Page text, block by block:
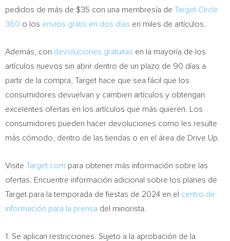
pedidos de más de $35 con una membresía de Target Circle
360 o los envíos gratis en dos días en miles de artículos.
Además, con devoluciones gratuitas en la mayoría de los
artículos nuevos sin abrir dentro de un plazo de 90 días a
partir de la compra, Target hace que sea fácil que los
consumidores devuelvan y cambien artículos y obtengan
excelentes ofertas en los artículos que más quieren. Los
consumidores pueden hacer devoluciones como les resulte
más cómodo, dentro de las tiendas o en el área de Drive Up.
Visite Target.com para obtener más información sobre las
ofertas. Encuentre información adicional sobre los planes de
Target para la temporada de fiestas de 2024 en el centro de
información para la prensa del minorista.
1. Se aplican restricciones. Sujeto a la aprobación de la